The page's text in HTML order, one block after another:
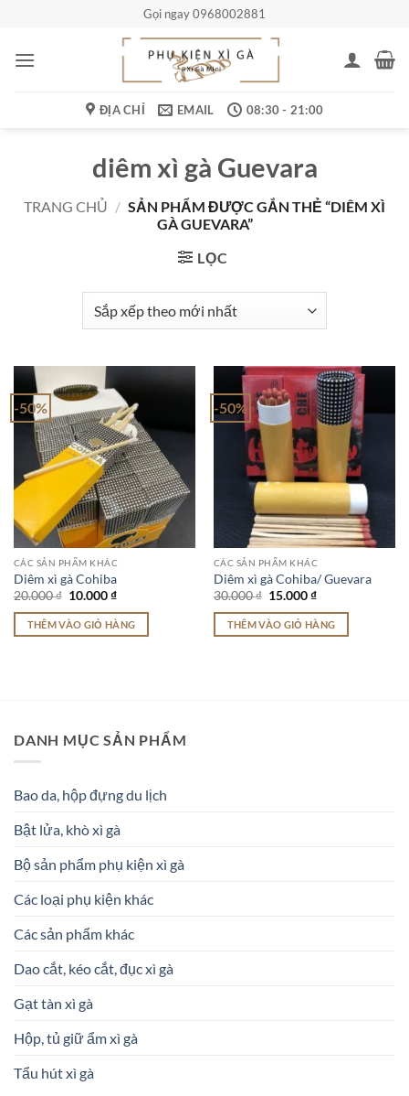
nội
Gọi ngay 0968002881
ĐỊA CHỈ EMAIL 08:30 - 21:00
diêm xì gà Guevara
TRANG CHỦ / SẢN PHẨM ĐƯỢC GẮN THẺ “DIÊM XÌ
GÀ GUEVARA”
LỌC
-50%
CÁC SẢN PHẨM KHÁC
Diêm xì gà Cohiba
20.000₫ Giá
là:
20.000 ₫.
10.000₫Giá
tại
là:
THÊM VÀO GIỎ HÀNG
-50%
CÁC SẢN PHẨM KHÁC
Diêm xì gà Cohiba/ Guevara
30.000₫ Giá
là:
30.000 ₫.
15.000₫Giá
tại
là:
THÊM VÀO GIỎ HÀNG
DANH MỤC SẢN PHẨM
Bao da, hộp đựng du lịch
Bật lửa, khò xì gà
Bộ sản phẩm phụ kiện xì gà
Các loại phụ kiện khác
Các sản phẩm khác
Dao cắt, kéo cắt, đục xì gà
Gạt tàn xì gà
Hộp, tủ giữ ẩm xì gà
Tẩu hút xì gà